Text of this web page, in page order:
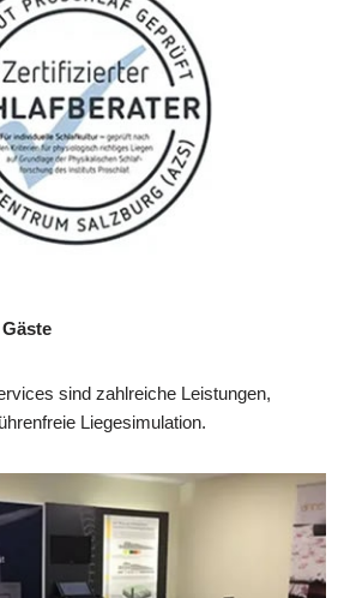
sind zahlreiche Leistungen,
Liegesimulation.